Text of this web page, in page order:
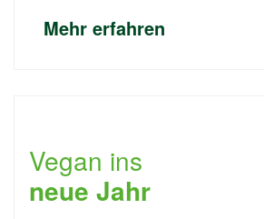
Mehr erfahren
Vegan ins
neue Jahr